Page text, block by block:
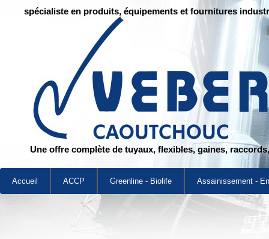
spécialiste en produits, équipements et fournitures
Une offre complète de tuyaux, flexibles, gaines,
Accueil ACCP Greenline - Biolife Assainissement -